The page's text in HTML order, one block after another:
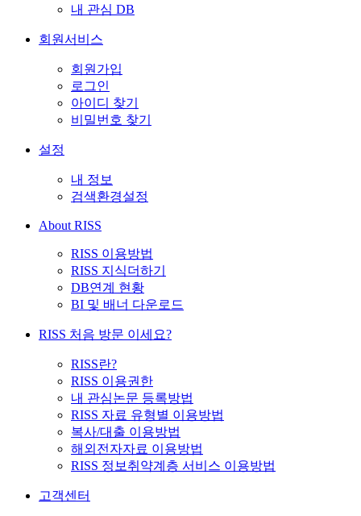
내 관심 DB
회원서비스
회원가입
로그인
아이디 찾기
비밀번호 찾기
설정
내 정보
검색환경설정
About RISS
RISS 이용방법
RISS 지식더하기
DB연계 현황
BI 및 배너 다운로드
RISS 처음 방문 이세요?
RISS란?
RISS 이용권한
내 관심논문 등록방법
RISS 자료 유형별 이용방법
복사/대출 이용방법
해외전자자료 이용방법
RISS 정보취약계층 서비스 이용방법
고객센터